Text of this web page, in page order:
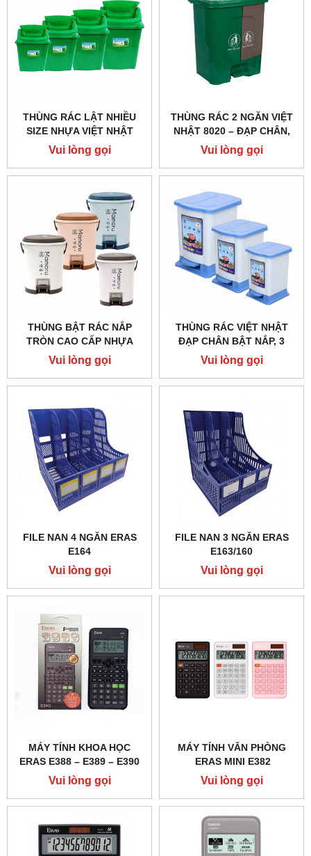
THÙNG RÁC LẬT NHIỀU
SIZE NHỰA VIỆT NHẬT
5,9,12,45LIT
Vui lòng gọi
THÙNG RÁC 2 NGĂN VIỆT
NHẬT 8020 – ĐẠP CHÂN,
PHÂN LOẠI RÁC TIỆN LỢI
Vui lòng gọi
THÙNG BẬT RÁC NẮP
TRÒN CAO CẤP NHỰA
VIỆT NHẬT ( 5L,8.5L,10L )
Vui lòng gọi
THÙNG RÁC VIỆT NHẬT
ĐẠP CHÂN BẬT NẮP, 3
SIZE BÉ – TRUNG – ĐẠI
Vui lòng gọi
FILE NAN 4 NGĂN ERAS
E164
Vui lòng gọi
FILE NAN 3 NGĂN ERAS
E163/160
Vui lòng gọi
MÁY TÍNH KHOA HỌC
ERAS E388 – E389 – E390
Vui lòng gọi
MÁY TÍNH VĂN PHÒNG
ERAS MINI E382
Vui lòng gọi